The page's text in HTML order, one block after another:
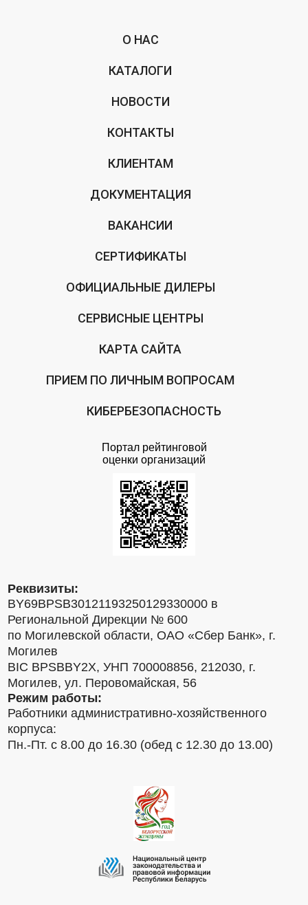
О НАС
КАТАЛОГИ
НОВОСТИ
КОНТАКТЫ
КЛИЕНТАМ
ДОКУМЕНТАЦИЯ
ВАКАНСИИ
СЕРТИФИКАТЫ
ОФИЦИАЛЬНЫЕ ДИЛЕРЫ
СЕРВИСНЫЕ ЦЕНТРЫ
КАРТА САЙТА
ПРИЕМ ПО ЛИЧНЫМ ВОПРОСАМ
КИБЕРБЕЗОПАСНОСТЬ
Портал рейтинговой
оценки организаций
Реквизиты:
BY69BPSB30121193250129330000 в
Региональной Дирекции № 600
по Могилевской области, ОАО «Сбер Банк», г.
Могилев
BIC BPSBBY2X, УНП 700008856, 212030, г.
Могилев, ул. Перовомайская, 56
Режим работы:
Работники административно-хозяйственного
корпуса:
Пн.-Пт. с 8.00 до 16.30 (обед с 12.30 до 13.00)